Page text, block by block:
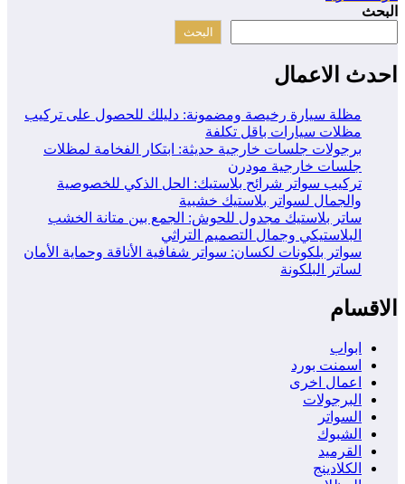
البحث
البحث
احدث الاعمال
مظلة سيارة رخيصة ومضمونة: دليلك للحصول على تركيب
مظلات سيارات باقل تكلفة
برجولات جلسات خارجية حديثة: ابتكار الفخامة لمظلات
جلسات خارجية مودرن
تركيب سواتر شرائح بلاستيك: الحل الذكي للخصوصية
والجمال لسواتر بلاستيك خشبية
ساتر بلاستيك مجدول للحوش: الجمع بين متانة الخشب
البلاستيكي وجمال التصميم التراثي
سواتر بلكونات لكسان: سواتر شفافية الأناقة وحماية الأمان
لساتر البلكونة
الاقسام
ابواب
اسمنت بورد
اعمال اخرى
البرجولات
السواتر
الشبوك
القرميد
الكلادينج